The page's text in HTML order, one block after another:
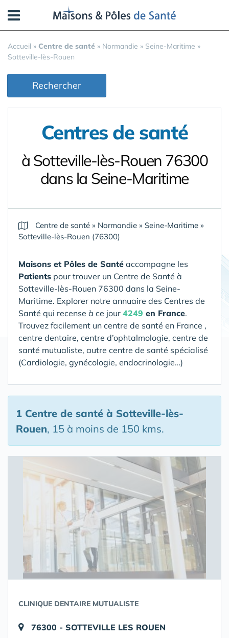
Accueil » Centre de santé » Normandie » Seine-Maritime »
Sotteville-lès-Rouen
Rechercher
Centres de santé
à Sotteville-lès-Rouen 76300
dans la Seine-Maritime
Centre de santé » Normandie » Seine-Maritime »
Sotteville-lès-Rouen (76300)
Maisons et Pôles de Santé accompagne les
Patients pour trouver un Centre de Santé à
Sotteville-lès-Rouen 76300 dans la Seine-
Maritime. Explorer notre annuaire des Centres de
Santé qui recense à ce jour 4249 en France.
Trouvez facilement un centre de santé en France ,
centre dentaire, centre d’ophtalmologie, centre de
santé mutualiste, autre centre de santé spécialisé
(Cardiologie, gynécologie, endocrinologie…)
1 Centre de santé à Sotteville-lès-
Rouen, 15 à moins de 150 kms.
CLINIQUE DENTAIRE MUTUALISTE
76300 - SOTTEVILLE LES ROUEN
Panneau de gestion des cookies